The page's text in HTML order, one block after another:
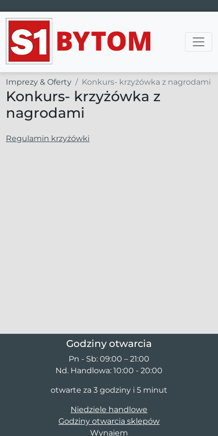
Main Navigation
Imprezy & Oferty Konkurs- krzyżówka z nagrodami
Konkurs- krzyżówka z
nagrodami
Regulamin krzyżówki
Godziny otwarcia
Pn - Sb: 09:00 – 21:00
Nd. Handlowa: 10:00 - 20:00
otwarte za 3 godziny i 5 minut
Niedziele handlowe
Godziny otwarcia sklepów
Wynajem